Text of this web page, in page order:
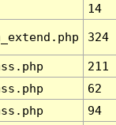
14
324
211
62
94